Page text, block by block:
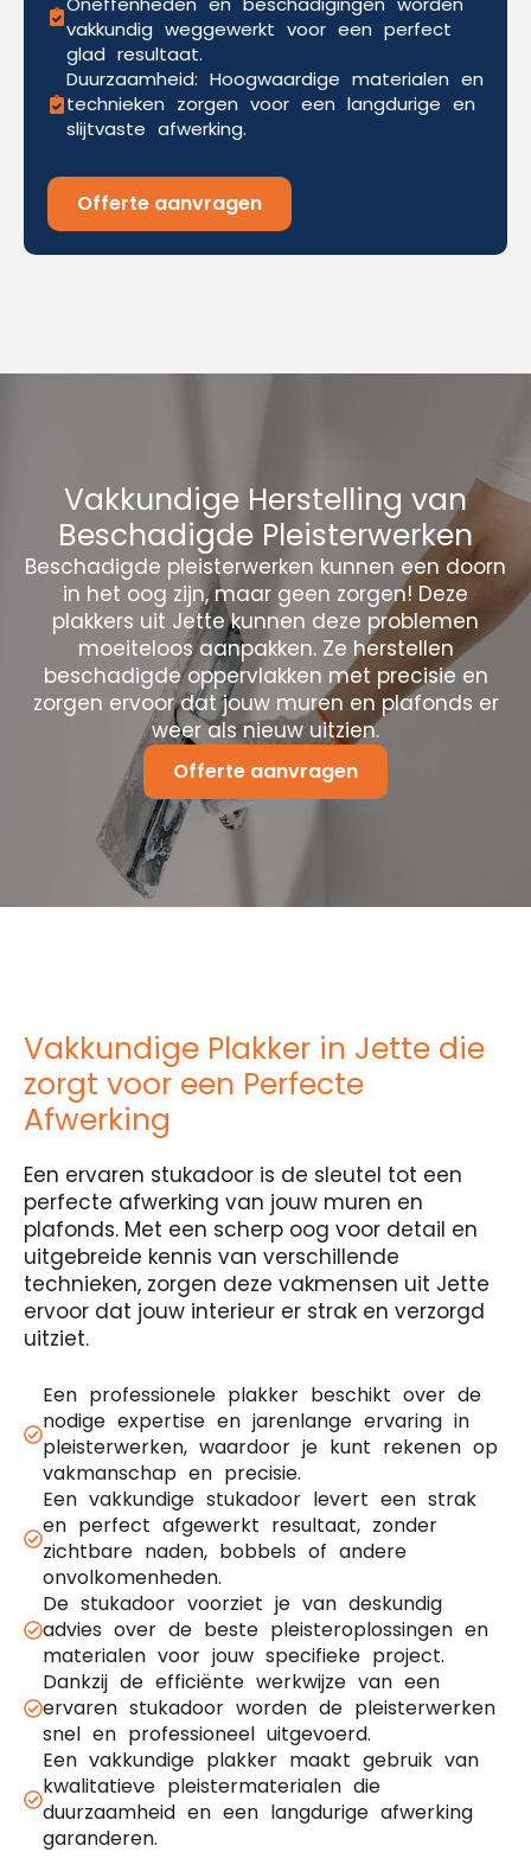
vakkundig weggewerkt voor een perfect
glad resultaat.
Duurzaamheid: Hoogwaardige materialen en
technieken zorgen voor een langdurige en
slijtvaste afwerking.
Offerte aanvragen
Vakkundige Herstelling van
Beschadigde Pleisterwerken
Beschadigde pleisterwerken kunnen een doorn
in het oog zijn, maar geen zorgen! Deze
plakkers uit Jette kunnen deze problemen
moeiteloos aanpakken. Ze herstellen
beschadigde oppervlakken met precisie en
zorgen ervoor dat jouw muren en plafonds er
weer als nieuw uitzien.
Offerte aanvragen
Vakkundige Plakker in Jette die
zorgt voor een Perfecte
Afwerking
Een ervaren stukadoor is de sleutel tot een
perfecte afwerking van jouw muren en
plafonds. Met een scherp oog voor detail en
uitgebreide kennis van verschillende
technieken, zorgen deze vakmensen uit Jette
ervoor dat jouw interieur er strak en verzorgd
uitziet.
Een professionele plakker beschikt over de
nodige expertise en jarenlange ervaring in
pleisterwerken, waardoor je kunt rekenen op
vakmanschap en precisie.
Een vakkundige stukadoor levert een strak
en perfect afgewerkt resultaat, zonder
zichtbare naden, bobbels of andere
onvolkomenheden.
De stukadoor voorziet je van deskundig
advies over de beste pleisteroplossingen en
materialen voor jouw specifieke project.
Dankzij de efficiënte werkwijze van een
ervaren stukadoor worden de pleisterwerken
snel en professioneel uitgevoerd.
Een vakkundige plakker maakt gebruik van
kwalitatieve pleistermaterialen die
duurzaamheid en een langdurige afwerking
garanderen.